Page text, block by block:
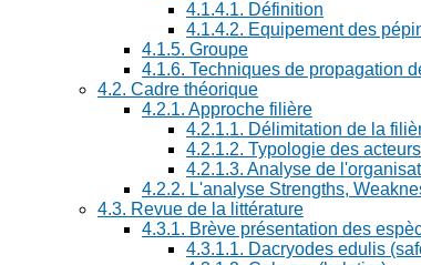
4.1.4.1. Définition
4.1.4.2. Equipement des
4.1.5. Groupe
4.1.6. Techniques de propagation
4.2. Cadre théorique
4.2.1. Approche filière
4.2.1.1. Délimitation de la
4.2.1.2. Typologie des acteurs
4.2.1.3. Analyse de
4.2.2. L'analyse Strengths,
4.3. Revue de la littérature
4.3.1. Brève présentation des
4.3.1.1. Dacryodes edulis